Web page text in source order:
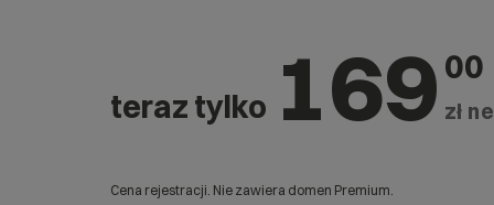
teraz tylko 169 00
zł
Cena rejestracji. Nie zawiera domen Premium.